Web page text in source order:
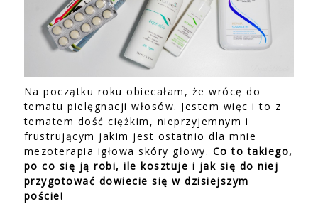
Na początku roku obiecałam, że wrócę do
tematu pielęgnacji włosów. Jestem więc i to z
tematem dość ciężkim, nieprzyjemnym i
frustrującym jakim jest ostatnio dla mnie
mezoterapia igłowa skóry głowy. Co to takiego,
po co się ją robi, ile kosztuje i jak się do niej
przygotować dowiecie się w dzisiejszym
poście!